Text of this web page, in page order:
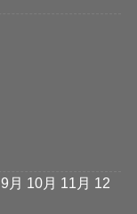
9月 10月 11月 12